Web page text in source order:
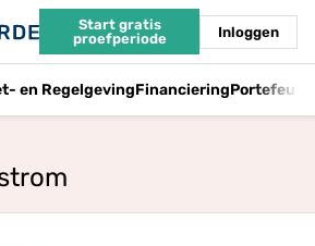
Start gratis
proefperiode
Inloggen
en RegelgevingFinanciering